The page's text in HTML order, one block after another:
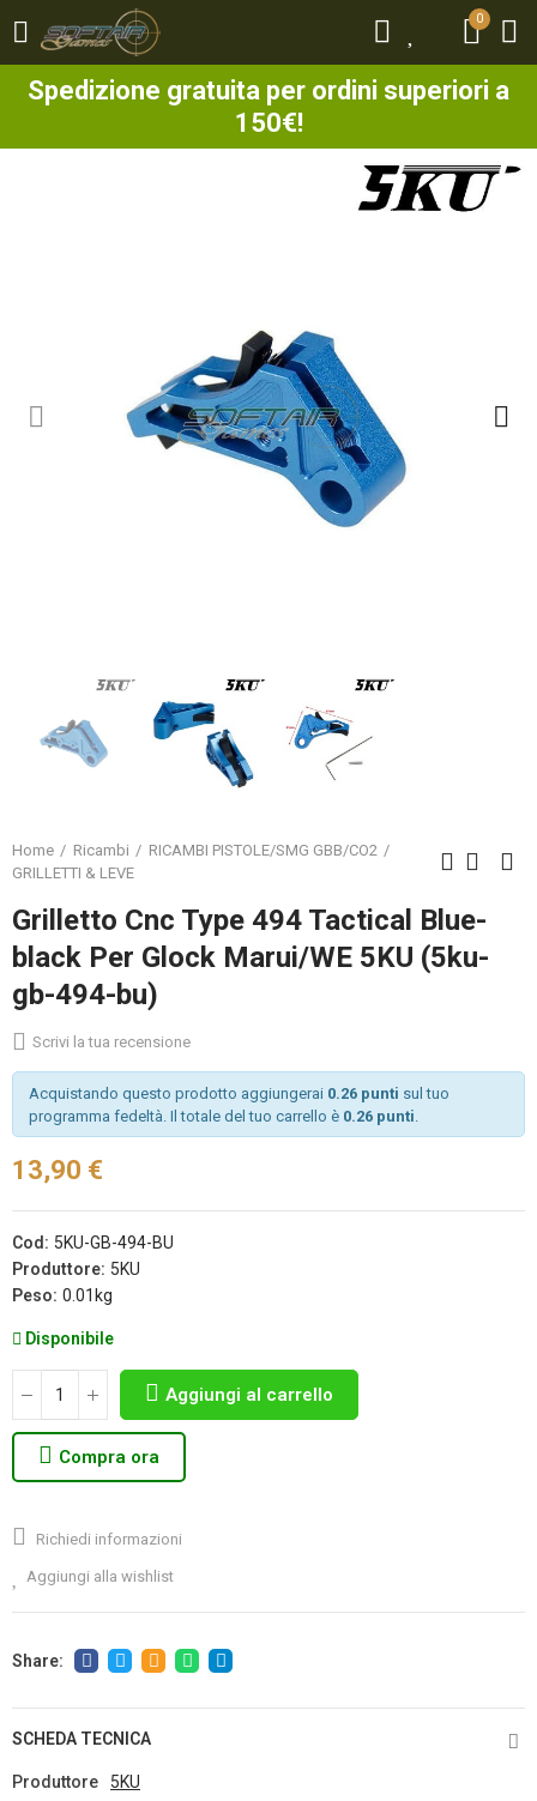
0
Spedizione gratuita per ordini superiori a
150€!
0
Home Ricambi
RICAMBI PISTOLE/SMG GBB/CO2
GRILLETTI & LEVE
Grilletto Cnc Type 494 Tactical Blue-
black Per Glock Marui/WE 5KU (5ku-
gb-494-bu)
Scrivi la tua recensione
Acquistando questo prodotto aggiungerai 0.26 punti sul tuo
programma fedeltà. Il totale del tuo carrello è 0.26 punti
13,90 €
Cod: 5KU-GB-494-BU
Produttore: 5KU
Peso: 0.01kg
Disponibile
Aggiungi al carrello
Compra ora
Richiedi informazioni
Aggiungi alla wishlist
SCHEDA TECNICA
Produttore
5KU